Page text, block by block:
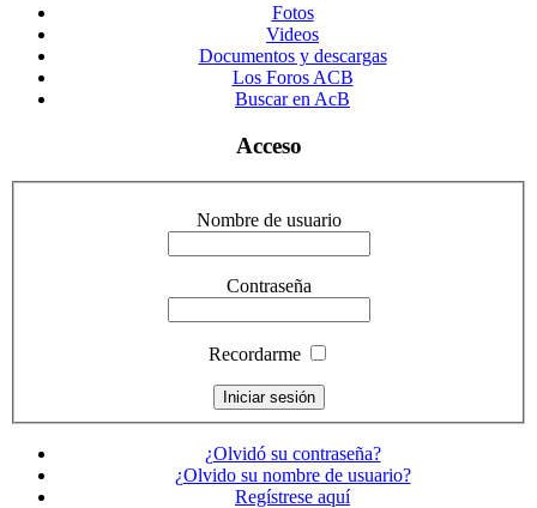
Fotos
Videos
Documentos y descargas
Los Foros ACB
Buscar en AcB
Acceso
Nombre de usuario
Contraseña
Recordarme
¿Olvidó su contraseña?
¿Olvido su nombre de usuario?
Regístrese aquí